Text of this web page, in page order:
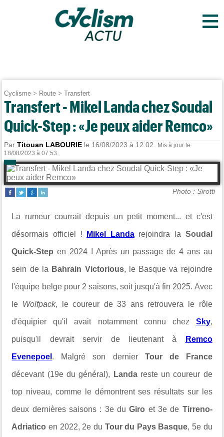
≡
Cyclisme > Route >Transfert
Transfert - Mikel Landa chez Soudal
Quick-Step : «Je peux aider Remco»
ParTitouan LABOURIE le 16/08/2023 à 12:02.
Mis à jour le
18/08/2023 à 07:53.
Photo : Sirotti
La rumeur courrait depuis un petit moment... et c'est
désormais officiel ! Mikel Landarejoindra la Soudal
Quick-Step en 2024 ! Après un passage de 4 ans au
sein de la Bahrain Victorious, le Basque va rejoindre
l'équipe belge pour 2 saisons, soit jusqu'à fin 2025. Avec
le Wolfpack, le coureur de 33 ans retrouvera le rôle
d'équipier qu'il avait notamment connu chez Sky,
puisqu'il devrait servir de lieutenant à Remco
Evenepoel . Malgré son dernier Tour de France
décevant (19e du général), Landa reste un coureur de
top niveau, comme le démontrent ses résultats sur les
deux dernières saisons : 3e duGiro et 3e de Tirreno-
Adriatico en 2022, 2e du Tour du Pays Basque, 5e du